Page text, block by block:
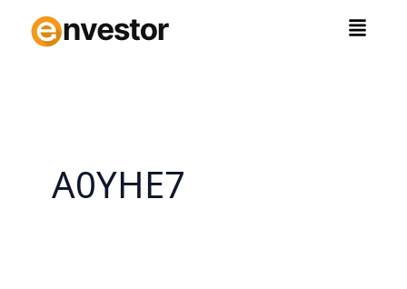
Inhalt
springen
A0YHE7